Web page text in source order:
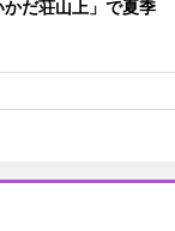
だ荘山上」で夏季